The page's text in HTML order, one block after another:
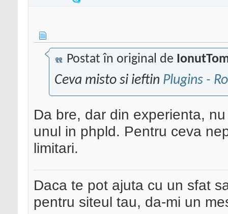
Postat în original de
Ceva misto si ieftin Plugins -
Da bre, dar din experienta,
unul in phpld. Pentru ceva
limitari.
Daca te pot ajuta cu un sfat
pentru siteul tau, da-mi un